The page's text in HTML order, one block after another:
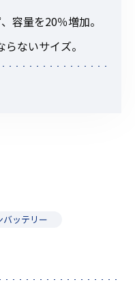
容量を20％増加。
ないサイズ。
バッテリー